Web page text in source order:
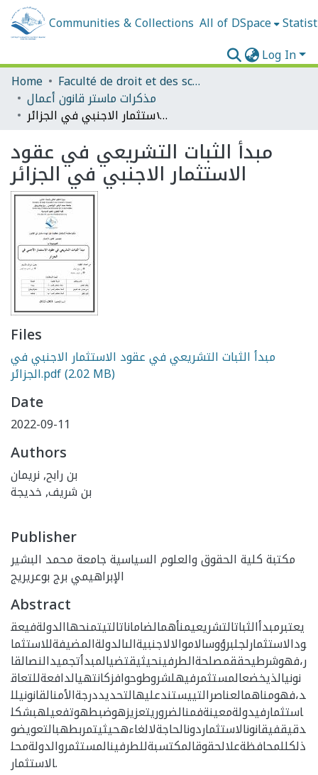
Communities & Collections All of DSpace
Log In
Home
Faculté de droit et des sciences politiques
مذكرات ماستر قانون أعمال
مبدأ الثبات التشريعي في عقود الاستثمار الاجنبي في الجزائر
مبدأ الثبات التشريعي في عقود
الاستثمار الاجنبي في الجزائر
Files
مبدأ الثبات التشريعي في عقود الاستثمار الاجنبي في
الجزائر.pdf(2.02 MB)
Date
2022-09-11
Authors
بن رابح, نريمان
بن شريف, خديجة
Publisher
مكتبة كلية الحقوق والعلوم السياسية جامعة محمد البشير
الإبراهيمي برج بوعريريج
Abstract
يعتبرمبدأالثباتالتشريعيمنأهمالضاماناتالتيتمنحهاالدولةفيعق
ودالاستثمارلجلبرؤوسالاموالالاجنبيةالىالدولةالمضيفةللاستثما
ر،فهوشرطيحققمصلحةالطرفينحيثيقتضيالمبدأتجميدالنصالقا
نونيالذيخضعالمستثمرفيهلشروطوحوافزكانتهيالدافعةللتعاق
د،فهومناهمالعناصرالتييستندعليهالتحديددرجةالأمنالقانونيلل
استثمارفيدولةمعينةفمنالضروريتعزيزهوضبطهوتفعيلهبشكل
دقيقفيقانونالاستثماردونالحاجةلالغاءهحيثيتمربطهبالتعويضو
ذلكللمحافظةعلالحقوقالمكتسبةللطرفينالمستثمروالدولةمحل
الاستثمار.